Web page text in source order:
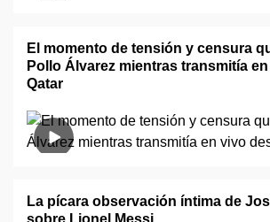
El momento de tensión y censura
Pollo Álvarez mientras transmitía
Qatar
La pícara observación íntima de
sobre Lionel Messi